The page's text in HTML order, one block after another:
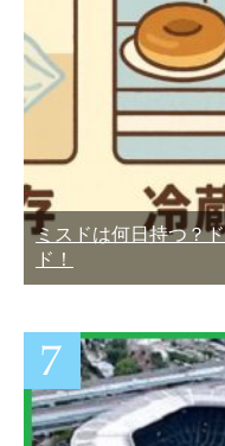
ミスドは何日持つ？
ド！